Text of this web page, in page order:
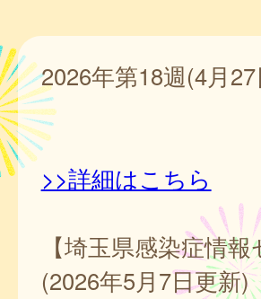
2026年第18週(4月
>>詳細はこちら
【埼玉県感染症情
(2026年5月7日更新)